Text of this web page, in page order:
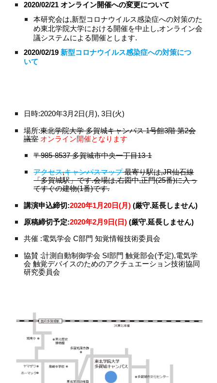
2020/02/21 オンライン開催への変更について
本研究会は,新型コロナウイルス感染症への対策のた
め東北学院大学における開催を中止し,オンライン会
議システムによる開催とします.
2020/02/19 新型コロナウイルス感染症への対策につ
いて
日時:2020年3月2日(月), 3日(火)
場所:東北学院大学 多賀城キャンパス 1号館3階 第2会
議室 オンライン開催となります
〒985-8537 多賀城市中央一丁目13-1
アクセス,キャンパスマップ 最寄り駅は,JR仙石線
「多賀城駅」です.会場は,右図中,正門(25番)に入っ
てすぐの建物(1番)です.
講演申込締切:2020年1月20日(月) (厳守.延長しません)
原稿締切予定:2020年2月9日(日) (厳守.延長しません)
共催 :電気学会 C部門 知覚情報技術委員会
協賛 :計測自動制御学会 SI部門 触覚部会(予定),電気学
会 触覚デバイスのためのアクチュエーション技術協同
研究委員会